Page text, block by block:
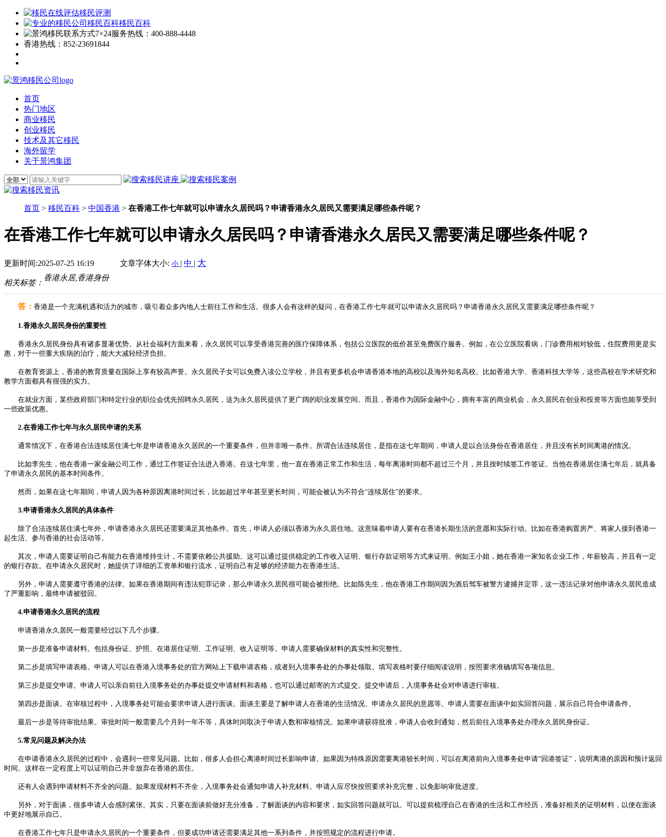
移民评测
移民百科
7×24服务热线： 400-888-4448
香港热线： 852-23691844
首页
热门地区
商业移民
创业移民
技术及其它移民
海外留学
关于景鸿集团
首页 > 移民百科 > 中国香港 > 在香港工作七年就可以申请永久居民吗？申请香港永久居民又需要满足哪些条件呢？
在香港工作七年就可以申请永久居民吗？申请香港永久居民又需要满足哪些条件呢？
更新时间:2025-07-25 16:19 文章字体大小: 小 | 中 | 大
相关标签：
香港永居,香港身份
答： 香港是一个充满机遇和活力的城市，吸引着众多内地人士前往工作和生活。很多人会有这样的疑问，在香港工作七年就可以申请永久居民吗？申请香港永久居民又需要满足哪些条件呢？
1.香港永久居民身份的重要性
香港永久居民身份具有诸多显著优势。从社会福利方面来看，永久居民可以享受香港完善的医疗保障体系，包括公立医院的低价甚至免费医疗服务。例如，在公立医院看病，门诊费用相对较低，住院费用更是实
惠，对于一些重大疾病的治疗，能大大减轻经济负担。
在教育资源上，香港的教育质量在国际上享有较高声誉。永久居民子女可以免费入读公立学校，并且有更多机会申请香港本地的高校以及海外知名高校。比如香港大学、香港科技大学等，这些高校在学术研究和
教学方面都具有很强的实力。
在就业方面，某些政府部门和特定行业的职位会优先招聘永久居民，这为永久居民提供了更广阔的职业发展空间。而且，香港作为国际金融中心，拥有丰富的商业机会，永久居民在创业和投资等方面也能享受到
一些政策优惠。
2.在香港工作七年与永久居民申请的关系
通常情况下，在香港合法连续居住满七年是申请香港永久居民的一个重要条件，但并非唯一条件。所谓合法连续居住，是指在这七年期间，申请人是以合法身份在香港居住，并且没有长时间离港的情况。
比如李先生，他在香港一家金融公司工作，通过工作签证合法进入香港。在这七年里，他一直在香港正常工作和生活，每年离港时间都不超过三个月，并且按时续签工作签证。当他在香港居住满七年后，就具备
了申请永久居民的基本时间条件。
然而，如果在这七年期间，申请人因为各种原因离港时间过长，比如超过半年甚至更长时间，可能会被认为不符合“连续居住”的要求。
3.申请香港永久居民的具体条件
除了合法连续居住满七年外，申请香港永久居民还需要满足其他条件。首先，申请人必须以香港为永久居住地。这意味着申请人要有在香港长期生活的意愿和实际行动。比如在香港购置房产、将家人接到香港一
起生活、参与香港的社会活动等。
其次，申请人需要证明自己有能力在香港维持生计，不需要依赖公共援助。这可以通过提供稳定的工作收入证明、银行存款证明等方式来证明。例如王小姐，她在香港一家知名企业工作，年薪较高，并且有一定
的银行存款。在申请永久居民时，她提供了详细的工资单和银行流水，证明自己有足够的经济能力在香港生活。
另外，申请人需要遵守香港的法律。如果在香港期间有违法犯罪记录，那么申请永久居民很可能会被拒绝。比如陈先生，他在香港工作期间因为酒后驾车被警方逮捕并定罪，这一违法记录对他申请永久居民造成
了严重影响，最终申请被驳回。
4.申请香港永久居民的流程
申请香港永久居民一般需要经过以下几个步骤。
第一步是准备申请材料。包括身份证、护照、在港居住证明、工作证明、收入证明等。申请人需要确保材料的真实性和完整性。
第二步是填写申请表格。申请人可以在香港入境事务处的官方网站上下载申请表格，或者到入境事务处的办事处领取。填写表格时要仔细阅读说明，按照要求准确填写各项信息。
第三步是提交申请。申请人可以亲自前往入境事务处的办事处提交申请材料和表格，也可以通过邮寄的方式提交。提交申请后，入境事务处会对申请进行审核。
第四步是面谈。在审核过程中，入境事务处可能会要求申请人进行面谈。面谈主要是了解申请人在香港的生活情况、申请永久居民的意愿等。申请人需要在面谈中如实回答问题，展示自己符合申请条件。
最后一步是等待审批结果。审批时间一般需要几个月到一年不等，具体时间取决于申请人数和审核情况。如果申请获得批准，申请人会收到通知，然后前往入境事务处办理永久居民身份证。
5.常见问题及解决办法
在申请香港永久居民的过程中，会遇到一些常见问题。比如，很多人会担心离港时间过长影响申请。如果因为特殊原因需要离港较长时间，可以在离港前向入境事务处申请“回港签证”，说明离港的原因和预计返回
时间。这样在一定程度上可以证明自己并非放弃在香港的居住。
还有人会遇到申请材料不齐全的问题。如果发现材料不齐全，入境事务处会通知申请人补充材料。申请人应尽快按照要求补充完整，以免影响审批进度。
另外，对于面谈，很多申请人会感到紧张。其实，只要在面谈前做好充分准备，了解面谈的内容和要求，如实回答问题就可以。可以提前梳理自己在香港的生活和工作经历，准备好相关的证明材料，以便在面谈
中更好地展示自己。
在香港工作七年只是申请永久居民的一个重要条件，但要成功申请还需要满足其他一系列条件，并按照规定的流程进行申请。